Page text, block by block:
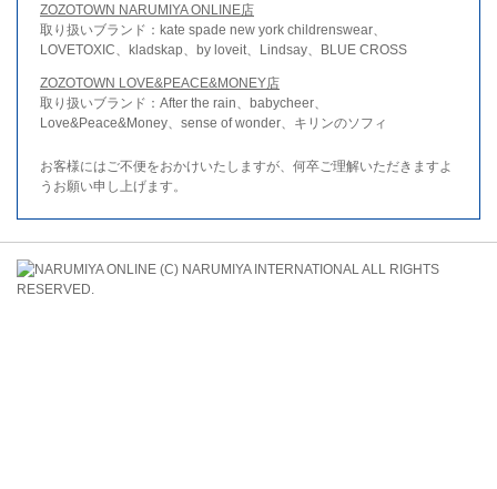
ZOZOTOWN NARUMIYA ONLINE店
取り扱いブランド：kate spade new york childrenswear、
LOVETOXIC、kladskap、by loveit、Lindsay、BLUE CROSS
ZOZOTOWN LOVE&PEACE&MONEY店
取り扱いブランド：After the rain、babycheer、
Love&Peace&Money、sense of wonder、キリンのソフィ
お客様にはご不便をおかけいたしますが、何卒ご理解いただきますよ
うお願い申し上げます。